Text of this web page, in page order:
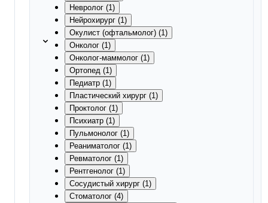
Невролог (1)
Нейрохирург (1)
Окулист (офтальмолог) (1)
Онколог (1)
Онколог-маммолог (1)
Ортопед (1)
Педиатр (1)
Пластический хирург (1)
Проктолог (1)
Психиатр (1)
Пульмонолог (1)
Реаниматолог (1)
Ревматолог (1)
Рентгенолог (1)
Сосудистый хирург (1)
Стоматолог (4)